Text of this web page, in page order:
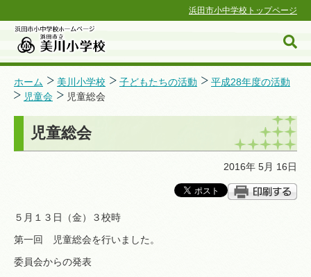
浜田市小中学校トップページ
浜田市小中学校ホームページ
ホーム 美川小学校 子どもたちの活動
平成28年度の活動
児童会
児童総会
児童総会
2016年 5月 16日
５月１３日（金）３校時
第一回 児童総会を行いました。
委員会からの発表